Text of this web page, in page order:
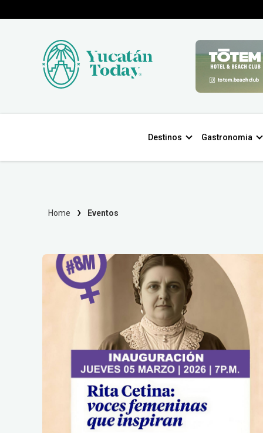
Destinos Gastronomia
Home Eventos